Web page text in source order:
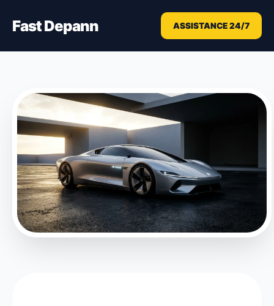
Fast Depann ASSISTANCE 24/7